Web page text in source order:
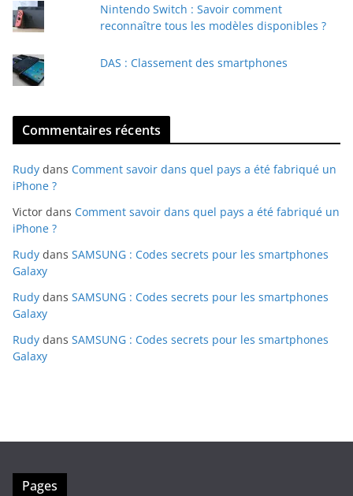
Nintendo Switch : Savoir comment
reconnaître tous les modèles disponibles ?
DAS : Classement des smartphones
Commentaires récents
Rudy dans Comment savoir dans quel pays a été fabriqué un
iPhone ?
Victor dans Comment savoir dans quel pays a été fabriqué un
iPhone ?
Rudy dans SAMSUNG : Codes secrets pour les smartphones
Galaxy
Rudy dans SAMSUNG : Codes secrets pour les smartphones
Galaxy
Rudy dans SAMSUNG : Codes secrets pour les smartphones
Galaxy
Pages